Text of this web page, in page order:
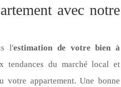
avec notre
l'estimation de votre bien à
tendances du marché local et
votre appartement. Une bonne